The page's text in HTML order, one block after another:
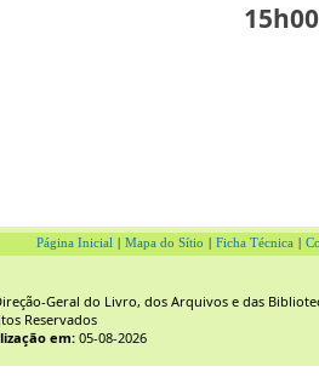
15h00
Página Inicial Mapa do Sítio Ficha Técnica
Geral do Livro, dos Arquivos e das
Reservados
em:05-08-2026